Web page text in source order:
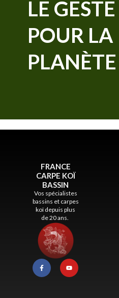
LE GESTE
POUR LA
PLANÈTE
FRANCE
CARPE KOÏ
BASSIN
Vos spécialistes
bassins et carpes
koï depuis plus
de 20 ans.
F
a
c
e
Y
o
t